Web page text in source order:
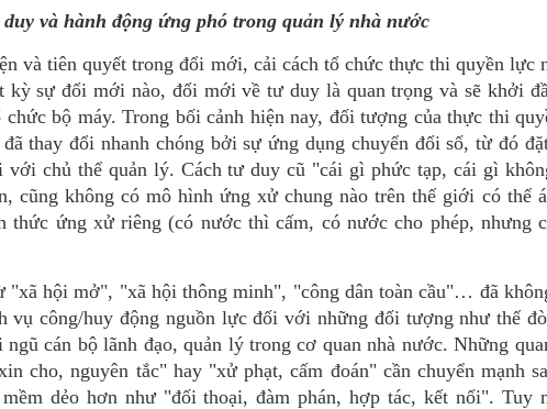
và hành động ứng phó trong quản lý nhà nước
và tiên quyết trong đổi mới, cải cách tổ chức thực thi quyền lực
sự đổi mới nào, đổi mới về tư duy là quan trọng và sẽ khởi
bộ máy. Trong bối cảnh hiện nay, đối tượng của thực thi
thay đổi nhanh chóng bởi sự ứng dụng chuyển đổi số, từ đó
chủ thể quản lý. Cách tư duy cũ "cái gì phức tạp, cái gì
cũng không có mô hình ứng xử chung nào trên thế giới có thể
thức ứng xử riêng (có nước thì cấm, có nước cho phép, nhưng
"xã hội mở", "xã hội thông minh", "công dân toàn cầu"… đã
vụ công/huy động nguồn lực đối với những đối tượng như thế
cán bộ lãnh đạo, quản lý trong cơ quan nhà nước. Những
cho, nguyên tắc" hay "xử phạt, cấm đoán" cần chuyển mạnh
dẻo hơn như "đối thoại, đàm phán, hợp tác, kết nối". Tuy